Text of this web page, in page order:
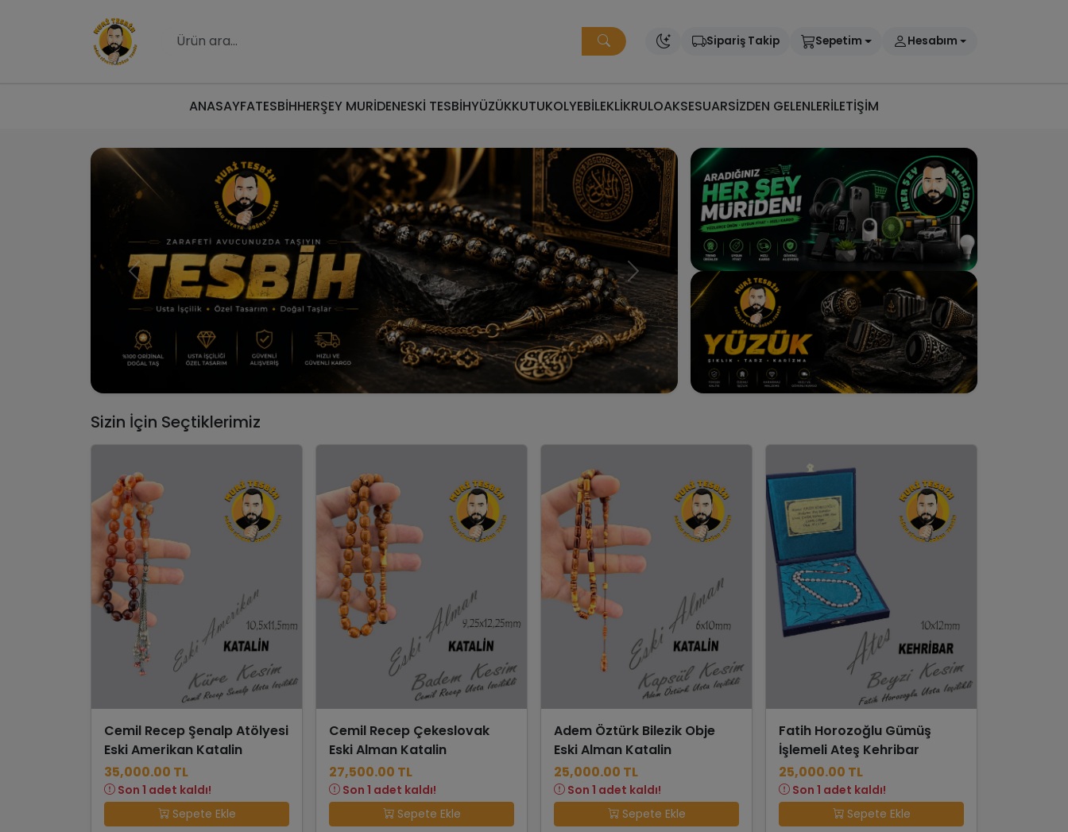
Sipariş Takip Sepetim Hesabım
ANASAYFATESBİHHERŞEY MURİDENESKİ TESBİHYÜZÜKKUTUKOLYEBİLEKLİKRULOAKSESUARSİZDEN GELENLERİLETİŞİM
Muri Tesbih | Doğru Fiyata Doğru Tesbih
Sizin İçin Seçtiklerimiz
Cemil Recep Şenalp Atölyesi
Eski Amerikan Katalin
35,000.00 TL
Son 1 adet kaldı!
Sepete Ekle
Cemil Recep Çekeslovak
Eski Alman Katalin
27,500.00 TL
Son 1 adet kaldı!
Sepete Ekle
Adem Öztürk Bilezik Obje
Eski Alman Katalin
25,000.00 TL
Son 1 adet kaldı!
Sepete Ekle
Fatih Horozoğlu Gümüş
İşlemeli Ateş Kehribar
25,000.00 TL
Son 1 adet kaldı!
Sepete Ekle